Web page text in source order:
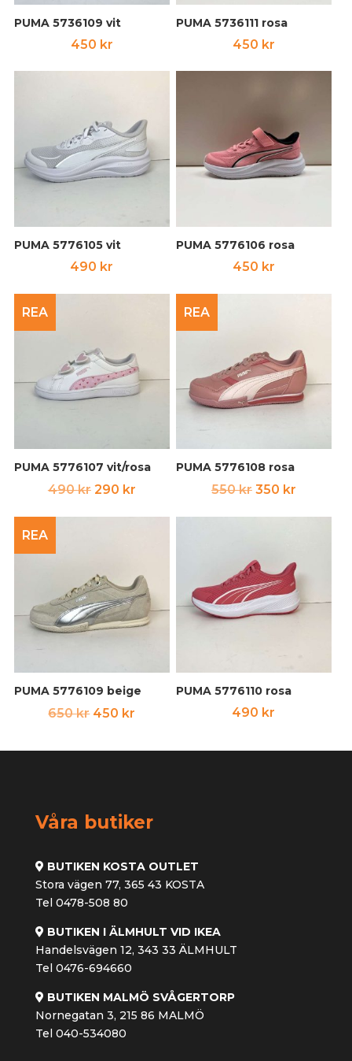
PUMA 5736109 vit
450 kr
PUMA 5736111 rosa
450 kr
PUMA 5776105 vit
490 kr
PUMA 5776106 rosa
450 kr
REA
PUMA 5776107 vit/rosa
490kr Det
490 kr.
290 krDet
290 kr.
REA
PUMA 5776108 rosa
550kr Det
550 kr.
350 krDet
350 kr.
REA
PUMA 5776109 beige
650kr Det
priset
450 kr
priset
PUMA 5776110 rosa
490 kr
Våra butiker
BUTIKEN KOSTA OUTLET
Stora vägen 77, 365 43 KOSTA
Tel 0478-508 80
BUTIKEN I ÄLMHULT VID IKEA
Handelsvägen 12, 343 33 ÄLMHULT
Tel 0476-694660
BUTIKEN MALMÖ SVÅGERTORP
Nornegatan 3, 215 86 MALMÖ
Tel 040-534080